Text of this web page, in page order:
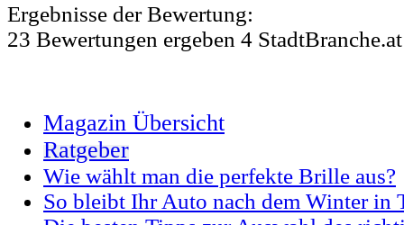
Ergebnisse der Bewertung:
23 Bewertungen ergeben 4
Magazin Übersicht
Ratgeber
Wie wählt man die perfekte Brille aus?
So bleibt Ihr Auto nach dem Winter in